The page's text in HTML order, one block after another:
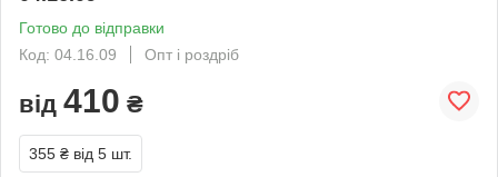
Готово до відправки
Код: 04.16.09
Опт і роздріб
від 410 ₴
355 ₴ від 5 шт.